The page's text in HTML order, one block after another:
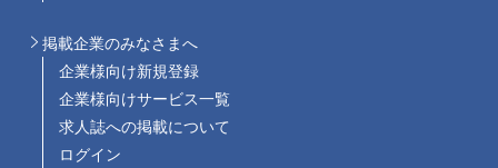
掲載企業のみなさまへ
企業様向け新規登録
企業様向けサービス一覧
求人誌への掲載について
ログイン